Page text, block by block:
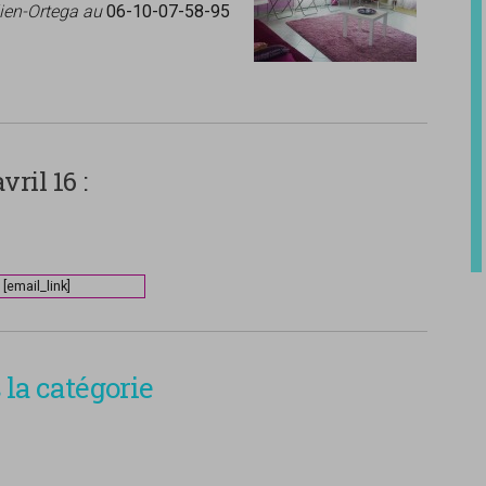
Ortega au06-10-07-58-95
16 :
[email_link]
catégorie